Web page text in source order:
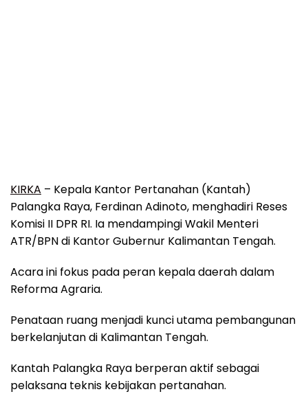
KIRKA – Kepala Kantor Pertanahan (Kantah)
Palangka Raya, Ferdinan Adinoto, menghadiri Reses
Komisi II DPR RI. Ia mendampingi Wakil Menteri
ATR/BPN di Kantor Gubernur Kalimantan Tengah.
Acara ini fokus pada peran kepala daerah dalam
Reforma Agraria.
Penataan ruang menjadi kunci utama pembangunan
berkelanjutan di Kalimantan Tengah.
Kantah Palangka Raya berperan aktif sebagai
pelaksana teknis kebijakan pertanahan.